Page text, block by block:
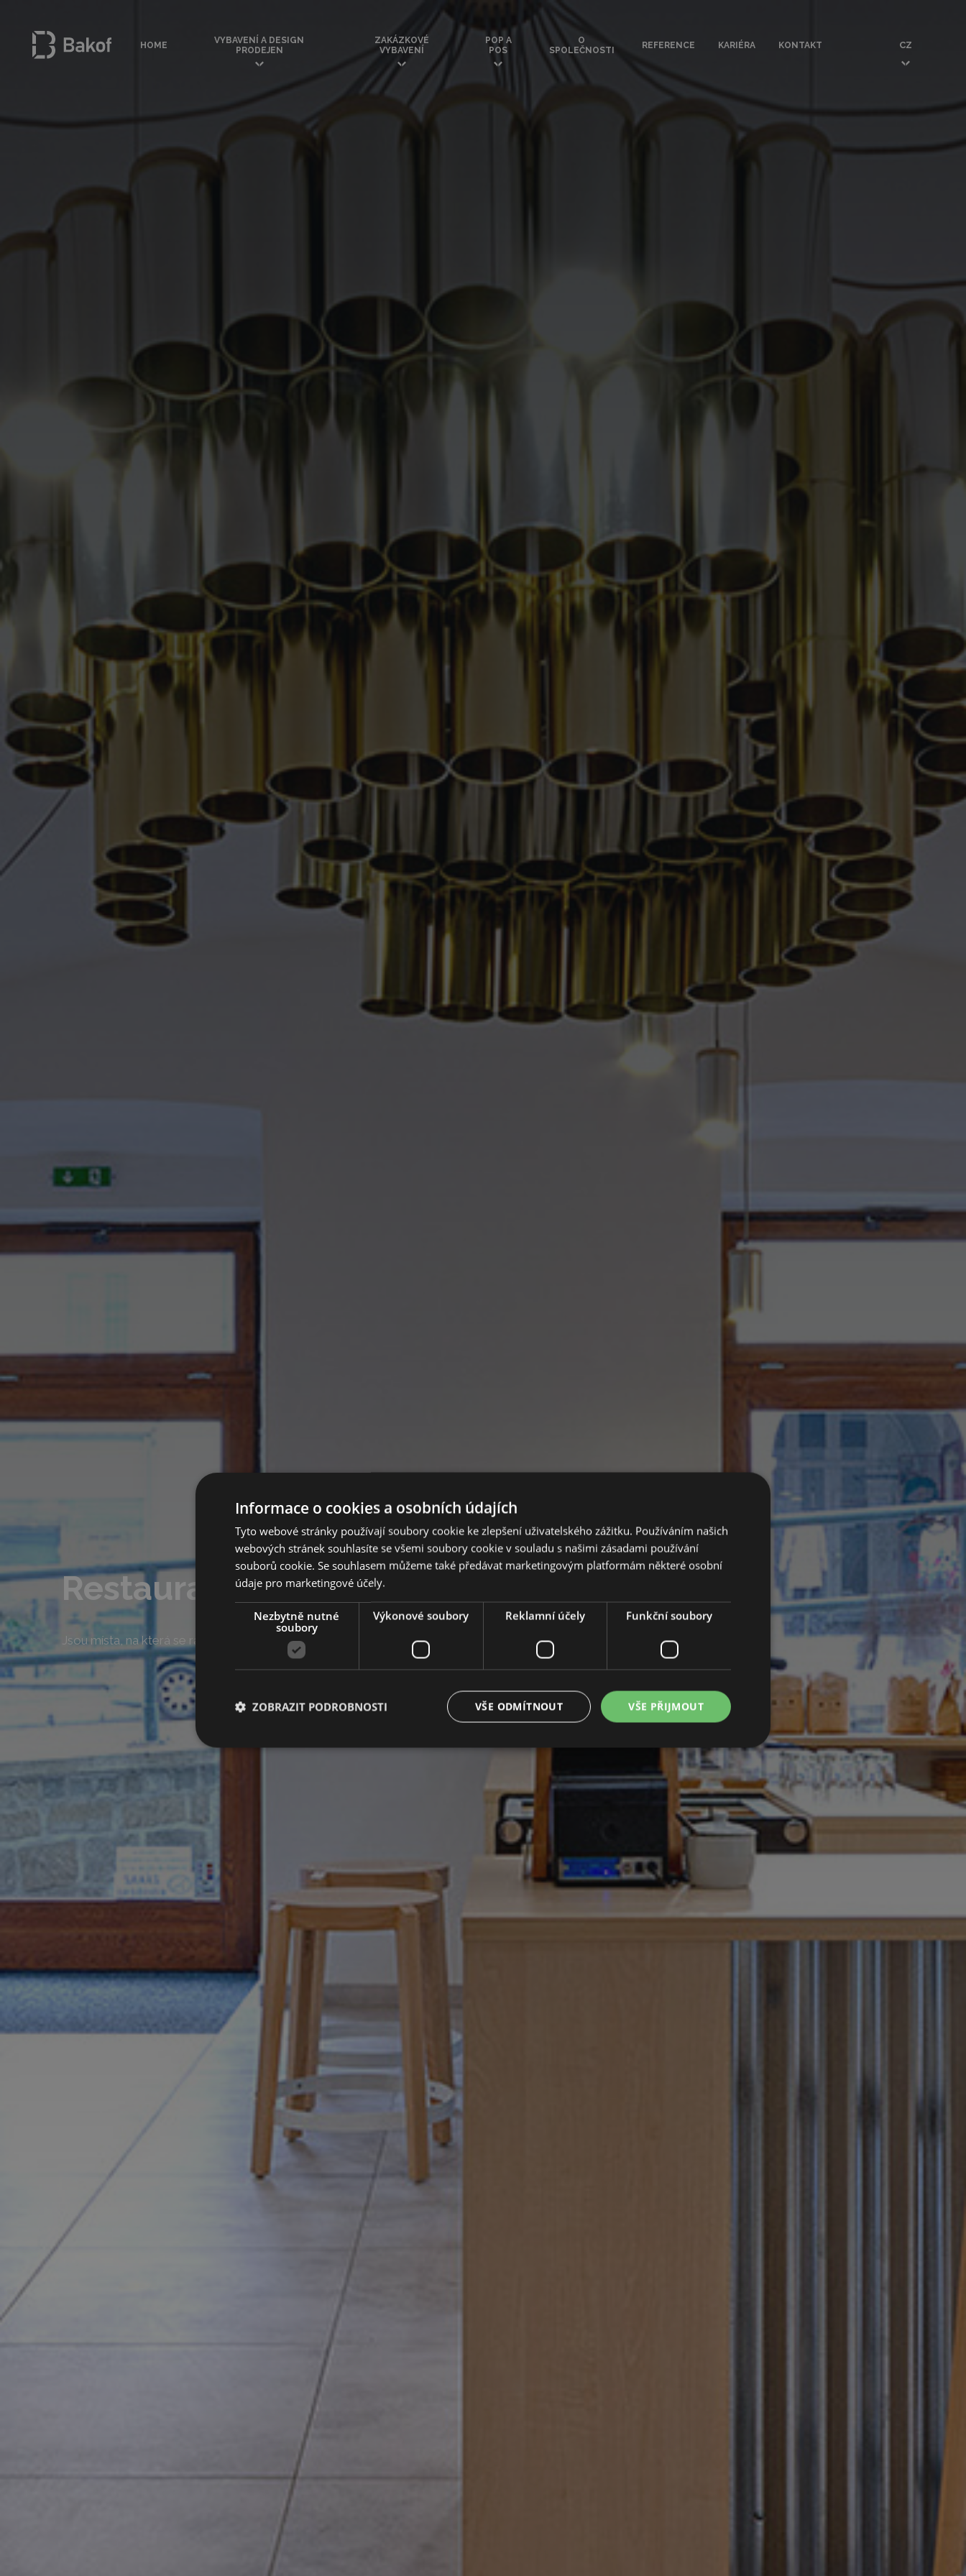
HOME
VYBAVENÍ A DESIGN
PRODEJEN
ZAKÁZKOVÉ
VYBAVENÍ
POP A
POS
O
SPOLEČNOSTI
REFERENCE KARIÉRA KONTAKT CZ
Restaurace, hotely a kavárny
Jsou místa, na která se rádi vracíme nejen kvůli jídlu, ale celkové atmosféře. A přesně taková místa v Bakof vytváříme.
Informace o cookies a osobních údajích
Tyto webové stránky používají soubory cookie ke zlepšení uživatelského zážitku. Používáním našich
webových stránek souhlasíte se všemi soubory cookie v souladu s našimi zásadami používání
souborů cookie. Se souhlasem můžeme také předávat marketingovým platformám některé osobní
údaje pro marketingové účely.
Nezbytně nutné
soubory
Výkonové soubory Reklamní účely Funkční soubory
VŠE PŘIJMOUT
VŠE ODMÍTNOUT
ZOBRAZIT PODROBNOSTI